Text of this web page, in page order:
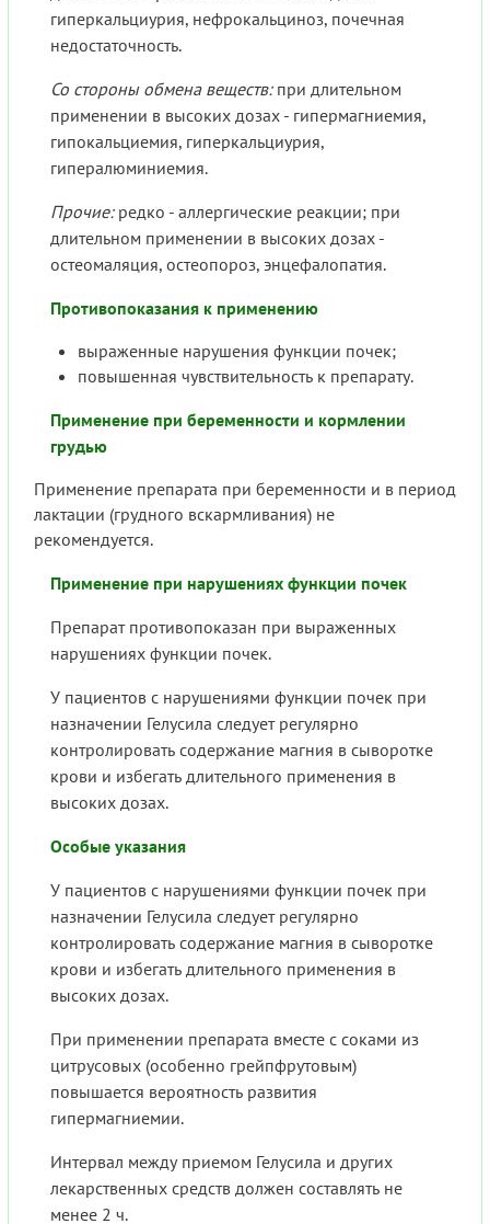
гиперкальциурия, нефрокальциноз, почечная
недостаточность.
Со стороны обмена веществ: при длительном
применении в высоких дозах - гипермагниемия,
гипокальциемия, гиперкальциурия,
гипералюминиемия.
Прочие: редко - аллергические реакции; при
длительном применении в высоких дозах -
остеомаляция, остеопороз, энцефалопатия.
Противопоказания к применению
выраженные нарушения функции почек;
повышенная чувствительность к препарату.
Применение при беременности и кормлении
грудью
Применение препарата при беременности и в период
лактации (грудного вскармливания) не
рекомендуется.
Применение при нарушениях функции почек
Препарат противопоказан при выраженных
нарушениях функции почек.
У пациентов с нарушениями функции почек при
назначении Гелусила следует регулярно
контролировать содержание магния в сыворотке
крови и избегать длительного применения в
высоких дозах.
Особые указания
У пациентов с нарушениями функции почек при
назначении Гелусила следует регулярно
контролировать содержание магния в сыворотке
крови и избегать длительного применения в
высоких дозах.
При применении препарата вместе с соками из
цитрусовых (особенно грейпфрутовым)
повышается вероятность развития
гипермагниемии.
Интервал между приемом Гелусила и других
лекарственных средств должен составлять не
менее 2 ч.